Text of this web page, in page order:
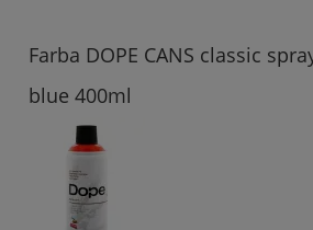
Farba DOPE CANS classic
blue 400ml